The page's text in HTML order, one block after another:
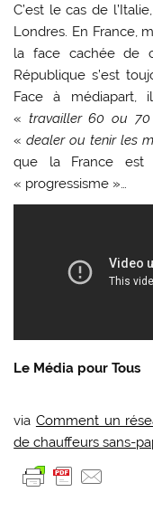
C’est le cas de
Londres. En France,
la face cachée de
République s’est
Face à médiapart,
« travailler 60 ou
«dealer ou tenir les
que la France est
« progressisme »…
Le Média pour Tous
via Comment un
de chauffeurs sans-